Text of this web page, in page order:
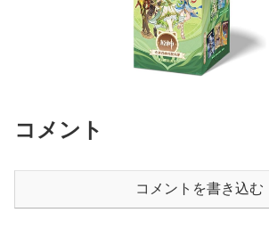
コメント
コメントを書き込む